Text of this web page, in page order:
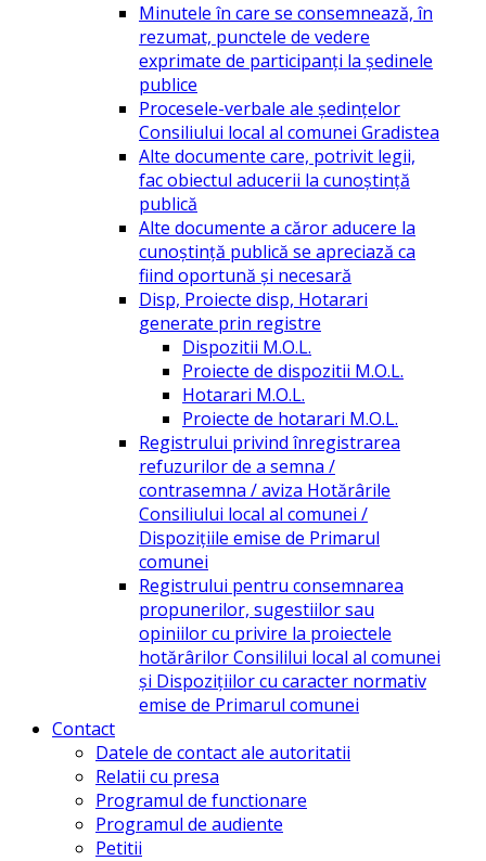
Minutele în care se consemnează, în
rezumat, punctele de vedere
exprimate de participanți la ședinele
publice
Procesele-verbale ale ședințelor
Consiliului local al comunei Gradistea
Alte documente care, potrivit legii,
fac obiectul aducerii la cunoștință
publică
Alte documente a căror aducere la
cunoștință publică se apreciază ca
fiind oportună și necesară
Disp, Proiecte disp, Hotarari
generate prin registre
Dispozitii M.O.L.
Proiecte de dispozitii M.O.L.
Hotarari M.O.L.
Proiecte de hotarari M.O.L.
Registrului privind înregistrarea
refuzurilor de a semna /
contrasemna / aviza Hotărârile
Consiliului local al comunei /
Dispozițiile emise de Primarul
comunei
Registrului pentru consemnarea
propunerilor, sugestiilor sau
opiniilor cu privire la proiectele
hotărârilor Consililui local al comunei
și Dispozițiilor cu caracter normativ
emise de Primarul comunei
Contact
Datele de contact ale autoritatii
Relatii cu presa
Programul de functionare
Programul de audiente
Petitii